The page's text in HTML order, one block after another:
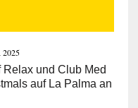
Relax und Club Med
auf La Palma an